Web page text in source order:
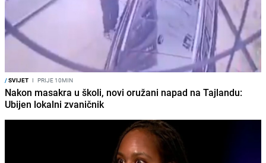
/SVIJET I PRIJE 10MIN
Nakon masakra u školi, novi oružani napad na Tajlandu:
Ubijen lokalni zvaničnik